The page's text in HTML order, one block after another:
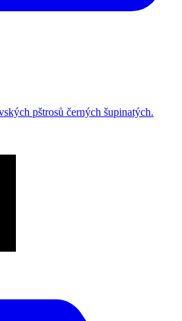
pštrosů černých šupinatých.